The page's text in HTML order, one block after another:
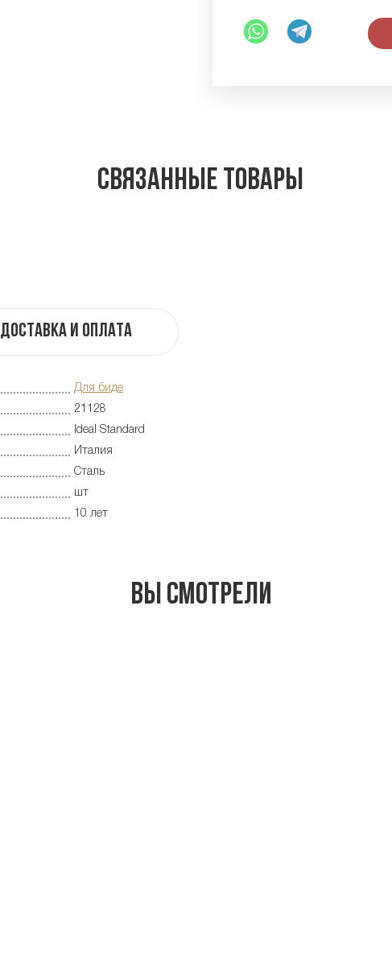
Связанные товары
Доставка и оплата
Для биде
21128
Ideal Standard
Италия
Сталь
шт
10 лет
Вы смотрели